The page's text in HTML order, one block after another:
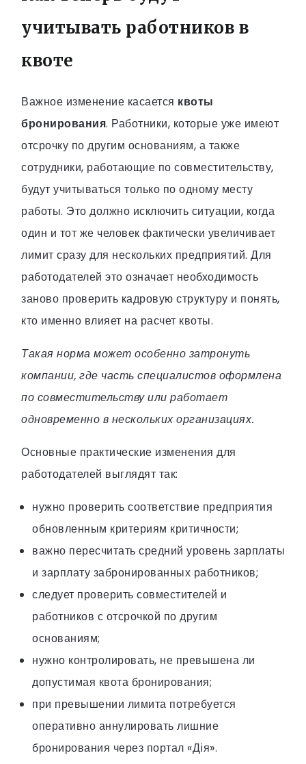
учитывать работников в
квоте
Важное изменение касается квоты
бронирования. Работники, которые уже имеют
отсрочку по другим основаниям, а также
сотрудники, работающие по совместительству,
будут учитываться только по одному месту
работы. Это должно исключить ситуации, когда
один и тот же человек фактически увеличивает
лимит сразу для нескольких предприятий. Для
работодателей это означает необходимость
заново проверить кадровую структуру и понять,
кто именно влияет на расчет квоты.
Такая норма может особенно затронуть
компании, где часть специалистов оформлена
по совместительству или работает
одновременно в нескольких организациях.
Основные практические изменения для
работодателей выглядят так:
нужно проверить соответствие предприятия
обновленным критериям критичности;
важно пересчитать средний уровень зарплаты
и зарплату забронированных работников;
следует проверить совместителей и
работников с отсрочкой по другим
основаниям;
нужно контролировать, не превышена ли
допустимая квота бронирования;
при превышении лимита потребуется
оперативно аннулировать лишние
бронирования через портал «Дія».